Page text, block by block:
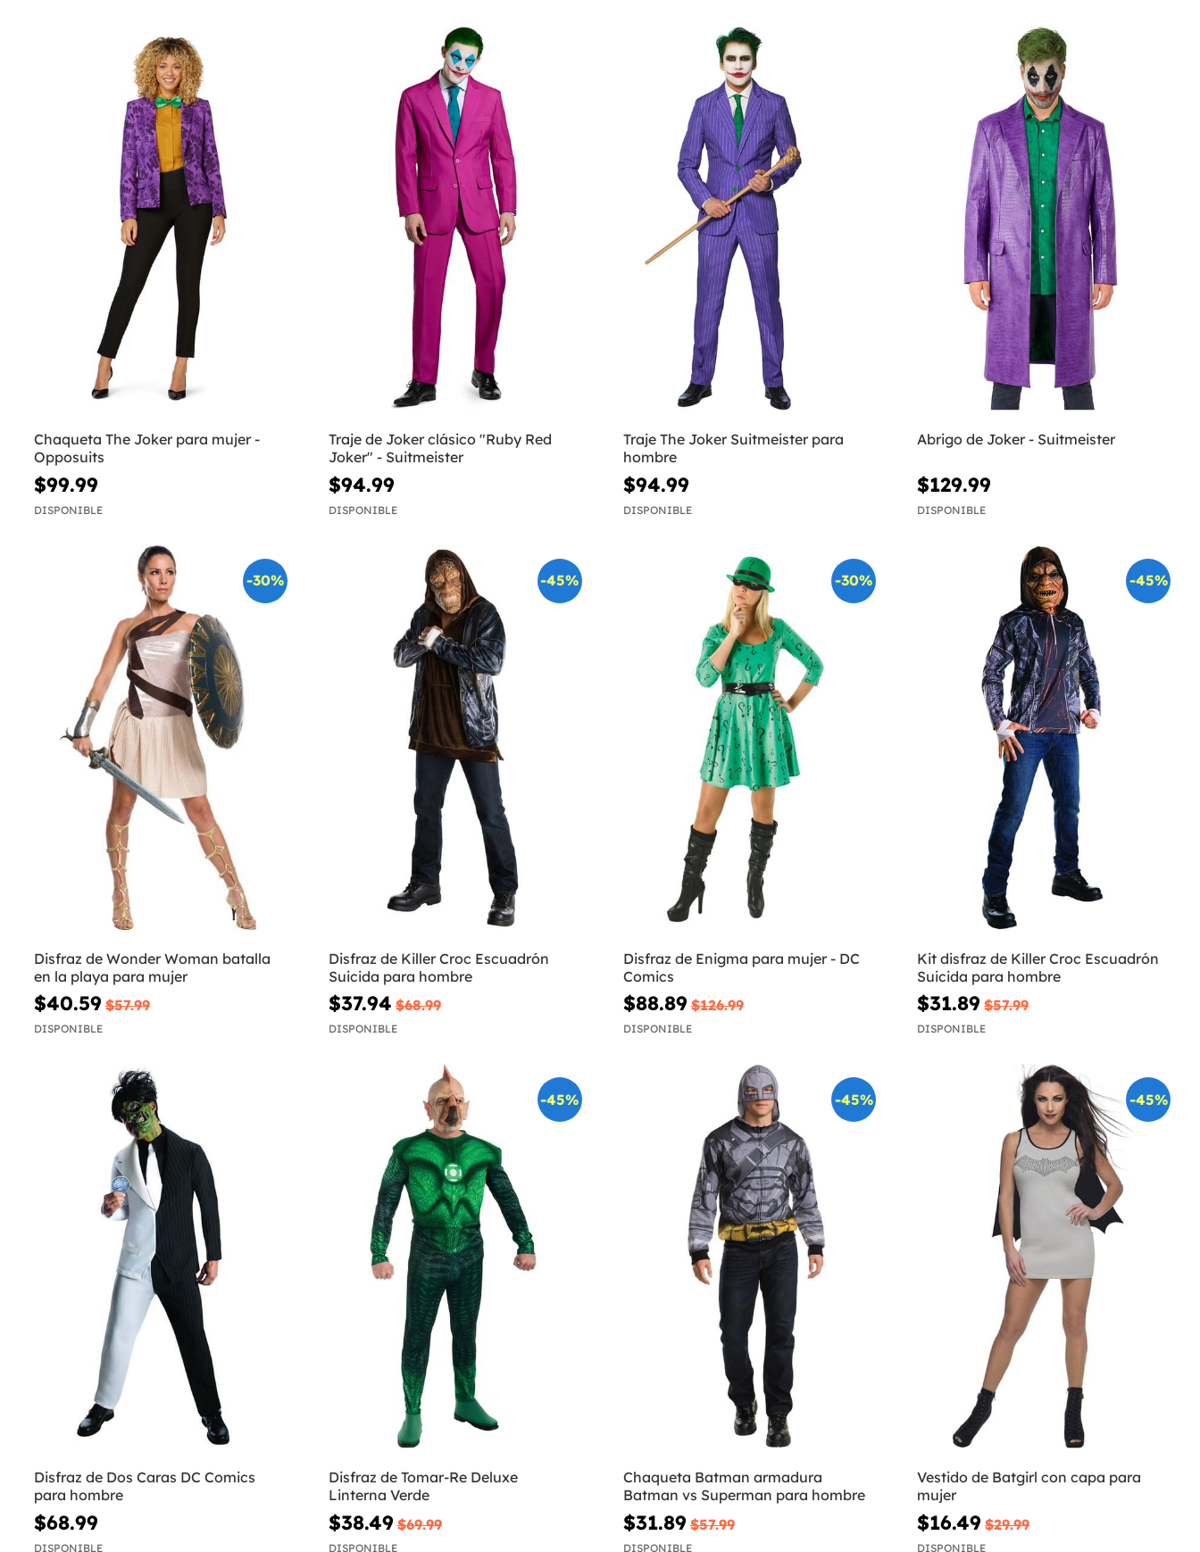
Chaqueta The Joker para mujer -
Opposuits
$99.99
DISPONIBLE
Traje de Joker clásico "Ruby Red
Joker" - Suitmeister
$94.99
DISPONIBLE
Traje The Joker Suitmeister para
hombre
$94.99
DISPONIBLE
Abrigo de Joker - Suitmeister
$129.99
DISPONIBLE
-30%
Disfraz de Wonder Woman batalla
en la playa para mujer
$40.59 $57.99
DISPONIBLE
-45%
Disfraz de Killer Croc Escuadrón
Suicida para hombre
$37.94 $68.99
DISPONIBLE
-30%
Disfraz de Enigma para mujer - DC
Comics
$88.89 $126.99
DISPONIBLE
-45%
Kit disfraz de Killer Croc Escuadrón
Suicida para hombre
$31.89 $57.99
DISPONIBLE
Disfraz de Dos Caras DC Comics
para hombre
$68.99
DISPONIBLE
-45%
Disfraz de Tomar-Re Deluxe
Linterna Verde
$38.49 $69.99
DISPONIBLE
-45%
Chaqueta Batman armadura
Batman vs Superman para hombre
$31.89 $57.99
DISPONIBLE
-45%
Vestido de Batgirl con capa para
mujer
$16.49 $29.99
DISPONIBLE